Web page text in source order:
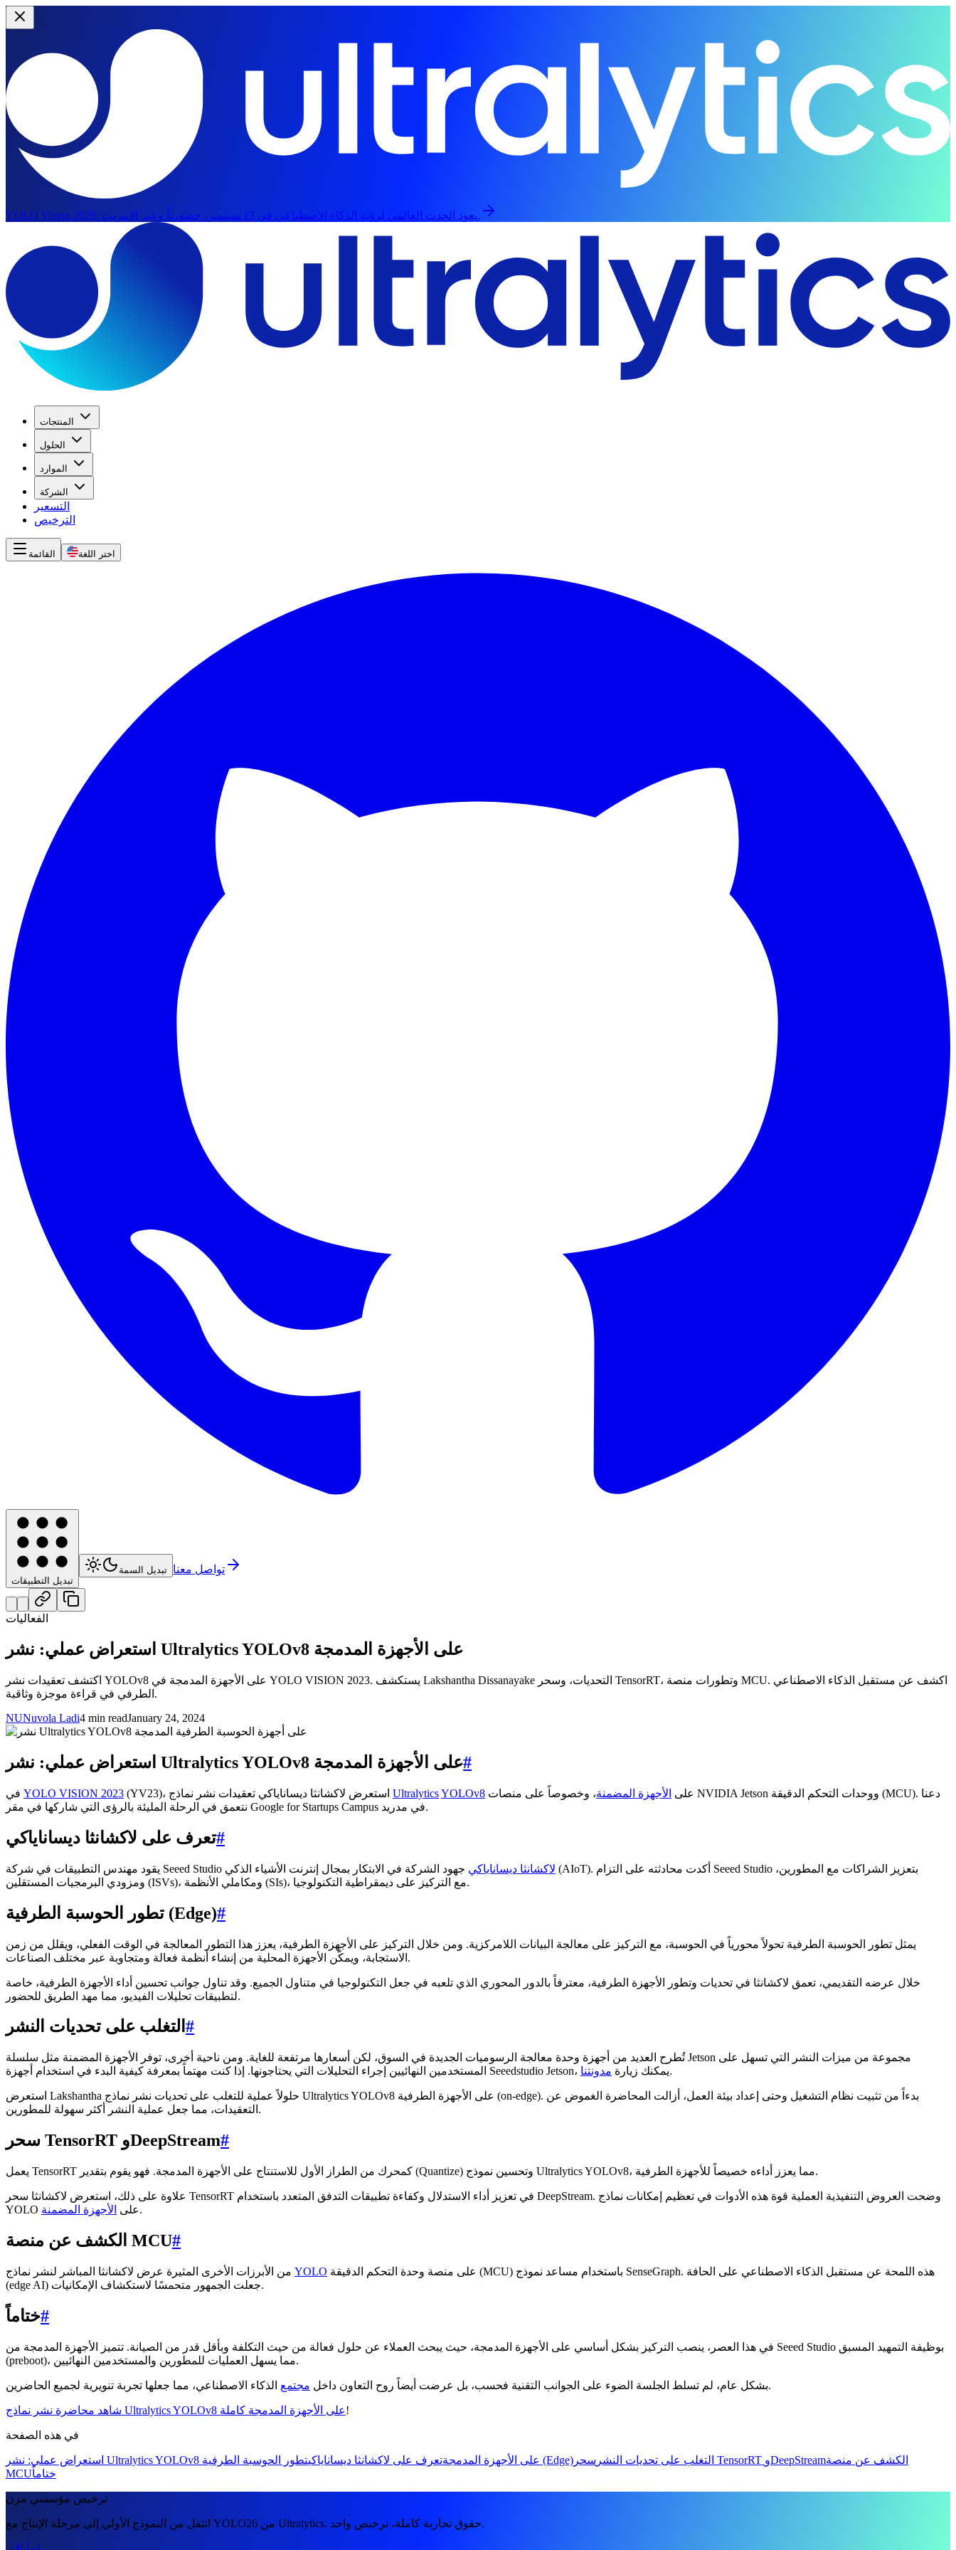
YOLO Vision 2026: يعود الحدث العالمي لرؤية الذكاء الاصطناعي في 13 سبتمبر، حضورياً وعبر الإنترنت.
المنتجات
الحلول
الموارد
الشركة
التسعير
الترخيص
القائمة اختر اللغة
تبديل التطبيقات
تبديل السمة تواصل معنا
الفعاليات
استعراض عملي: نشر Ultralytics YOLOv8 على الأجهزة المدمجة
اكتشف تعقيدات نشر YOLOv8 على الأجهزة المدمجة في YOLO VISION 2023. يستكشف Lakshantha Dissanayake التحديات، وسحر TensorRT، وتطورات منصة MCU. اكشف عن مستقبل الذكاء الاصطناعي
الطرفي في قراءة موجزة وثاقبة.
NUNuvola Ladi4 min readJanuary 24, 2024
استعراض عملي: نشر Ultralytics YOLOv8 على الأجهزة المدمجة#
YOLO VISION 2023 UltralyticsYOLOv8 على الأجهزة المضمنة، وخصوصاً على منصات NVIDIA Jetson ووحدات التحكم الدقيقة (MCU). دعنا
نتعمق في الرحلة المليئة بالرؤى التي شاركها في مقر Google for Startups Campus في مدريد.
تعرف على لاكشانثا ديساناياكي#
يقود مهندس التطبيقات في شركة Seeed Studio لاكشانثا ديساناياكي جهود الشركة في الابتكار بمجال إنترنت الأشياء الذكي (AIoT). أكدت محادثته على التزام Seeed Studio بتعزيز الشراكات مع المطورين،
ومزودي البرمجيات المستقلين (ISVs)، ومكاملي الأنظمة (SIs)، مع التركيز على ديمقراطية التكنولوجيا.
تطور الحوسبة الطرفية (Edge)#
يمثل تطور الحوسبة الطرفية تحولاً محورياً في الحوسبة، مع التركيز على معالجة البيانات اللامركزية. ومن خلال التركيز على الأجهزة الطرفية، يعزز هذا التطور المعالجة في الوقت الفعلي، ويقلل من زمن
الاستجابة، ويمكّن الأجهزة المحلية من إنشاء أنظمة فعالة ومتجاوبة عبر مختلف الصناعات.
خلال عرضه التقديمي، تعمق لاكشانثا في تحديات وتطور الأجهزة الطرفية، معترفاً بالدور المحوري الذي تلعبه في جعل التكنولوجيا في متناول الجميع. وقد تناول جوانب تحسين أداء الأجهزة الطرفية، خاصة
لتطبيقات تحليلات الفيديو، مما مهد الطريق للحضور.
التغلب على تحديات النشر #
تُطرح العديد من أجهزة وحدة معالجة الرسوميات الجديدة في السوق، لكن أسعارها مرتفعة للغاية. ومن ناحية أخرى، توفر الأجهزة المضمنة مثل سلسلة Jetson مجموعة من ميزات النشر التي تسهل على
المستخدمين النهائيين إجراء التحليلات التي يحتاجونها. إذا كنت مهتماً بمعرفة كيفية البدء في استخدام أجهزة Seeedstudio Jetson، يمكنك زيارة مدونتنا .
استعرض Lakshantha حلولاً عملية للتغلب على تحديات نشر نماذج Ultralytics YOLOv8 على الأجهزة الطرفية (on-edge). بدءاً من تثبيت نظام التشغيل وحتى إعداد بيئة العمل، أزالت المحاضرة الغموض عن
التعقيدات، مما جعل عملية النشر أكثر سهولة للمطورين.
سحر TensorRT وDeepStream#
يعمل TensorRT كمحرك من الطراز الأول للاستنتاج على الأجهزة المدمجة. فهو يقوم بتقدير (Quantize) وتحسين نموذج Ultralytics YOLOv8، مما يعزز أداءه خصيصاً للأجهزة الطرفية.
علاوة على ذلك، استعرض لاكشانثا سحر TensorRT في تعزيز أداء الاستدلال وكفاءة تطبيقات التدفق المتعدد باستخدام DeepStream. وضحت العروض التنفيذية العملية قوة هذه الأدوات في تعظيم إمكانات نماذج
YOLO على الأجهزة المضمنة .
الكشف عن منصة MCU#
YOLO
(edge AI) جعلت الجمهور متحمسًا لاستكشاف الإمكانيات.
ختاماً#
في هذا العصر، ينصب التركيز بشكل أساسي على الأجهزة المدمجة، حيث يبحث العملاء عن حلول فعالة من حيث التكلفة وبأقل قدر من الصيانة. تتميز الأجهزة المدمجة من Seeed Studio بوظيفة التمهيد المسبق
(preboot)، مما يسهل العمليات للمطورين والمستخدمين النهائيين.
بشكل عام، لم تسلط الجلسة الضوء على الجوانب التقنية فحسب، بل عرضت أيضاً روح التعاون داخل مجتمع الذكاء الاصطناعي، مما جعلها تجربة تنويرية لجميع الحاضرين.
شاهد محاضرة نشر نماذج Ultralytics YOLOv8 على الأجهزة المدمجة كاملة!
في هذه الصفحة
استعراض عملي: نشر Ultralytics YOLOv8 على الأجهزة المدمجةتعرف على لاكشانثا ديساناياكي تطور الحوسبة الطرفية (Edge) التغلب على تحديات النشر سحر TensorRT وDeepStreamالكشف عن منصة
MCUختاماً
ترخيص مؤسسي مرن
انتقل من النموذج الأولي إلى مرحلة الإنتاج مع YOLO26 من Ultralytics. حقوق تجارية كاملة، ترخيص واحد.